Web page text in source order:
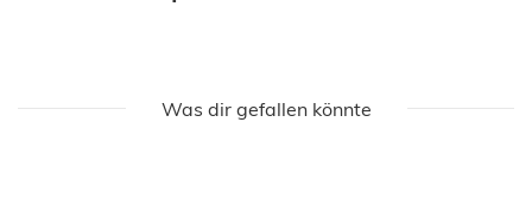
Was dir gefallen könnte